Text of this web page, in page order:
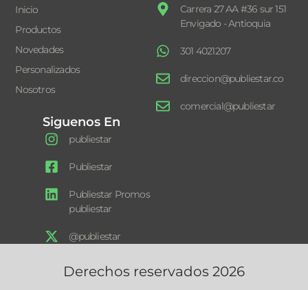
Inicio
Productos
Novedades
Personalizados
Nosotros
Carrera 27 AA #36 sur 151
Envigado - Antioquia
301 4021207
direccion@publiestar.co
comercial@publiestar
Siguenos En
publiestar
Publiestar
Publiestar Promos
publiestar
@publiestar
Derechos reservados 2026